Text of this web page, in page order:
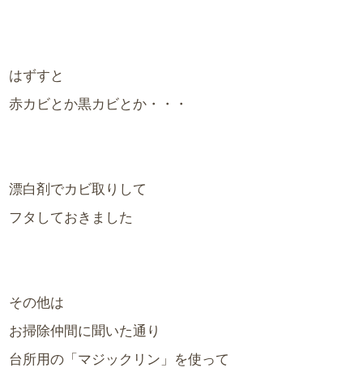
はずすと
赤カビとか黒カビとか・・・
漂白剤でカビ取りして
フタしておきました
その他は
お掃除仲間に聞いた通り
台所用の「マジックリン」を使って